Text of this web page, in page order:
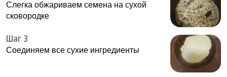
Слегка обжариваем семена на сухой
сковородке
Шаг 3
Соединяем все сухие ингредиенты